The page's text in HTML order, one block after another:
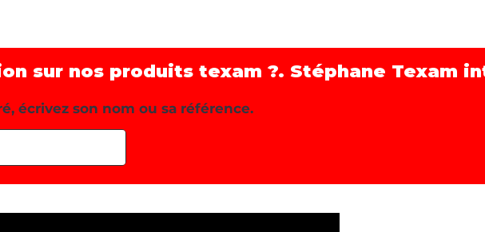
sur nos produits texam ?. Stéphane Texam
écrivez son nom ou sa référence.